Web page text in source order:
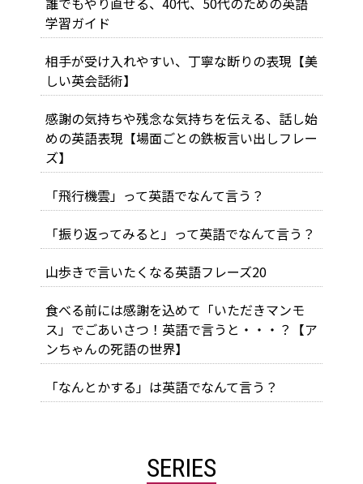
学習ガイド
相手が受け入れやすい、丁寧な断りの表現【美
しい英会話術】
感謝の気持ちや残念な気持ちを伝える、話し始
めの英語表現【場面ごとの鉄板言い出しフレー
ズ】
「飛行機雲」って英語でなんて言う？
「振り返ってみると」って英語でなんて言う？
山歩きで言いたくなる英語フレーズ20
食べる前には感謝を込めて「いただきマンモ
ス」でごあいさつ！英語で言うと・・・？【ア
ンちゃんの死語の世界】
「なんとかする」は英語でなんて言う？
SERIES